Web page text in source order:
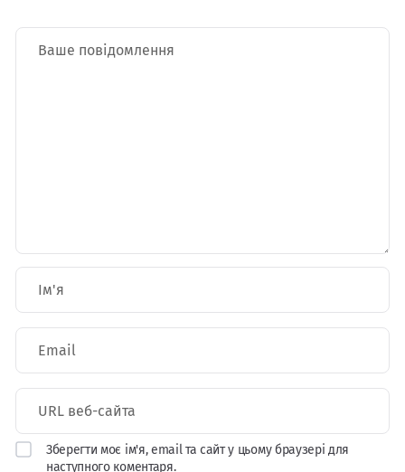
Зберегти моє ім'я, email та сайт у цьому браузері для
наступного коментаря.